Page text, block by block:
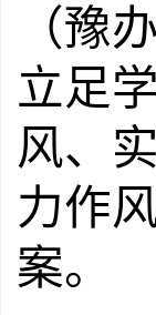
（豫
立足
风、
力作
案。